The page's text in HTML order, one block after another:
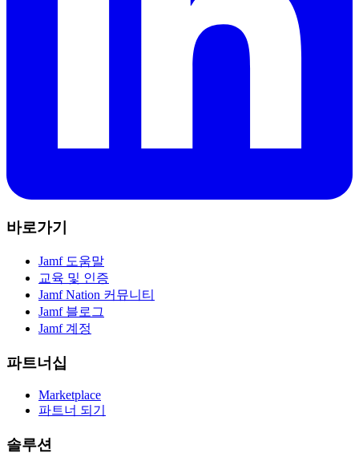
바로가기
Jamf 도움말
교육 및 인증
Jamf Nation 커뮤니티
Jamf 블로그
Jamf 계정
파트너십
Marketplace
파트너 되기
솔루션